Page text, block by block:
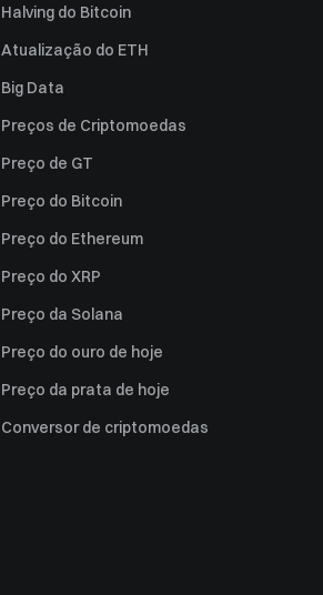
Halving do Bitcoin
Atualização do ETH
Big Data
Preços de Criptomoedas
Preço de GT
Preço do Bitcoin
Preço do Ethereum
Preço do XRP
Preço da Solana
Preço do ouro de hoje
Preço da prata de hoje
Conversor de criptomoedas